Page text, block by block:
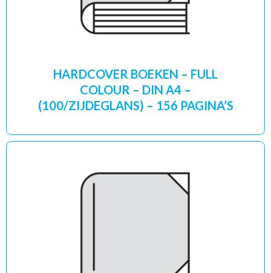
HARDCOVER BOEKEN – FULL
COLOUR – DIN A4 –
(100/ZIJDEGLANS) – 156 PAGINA’S